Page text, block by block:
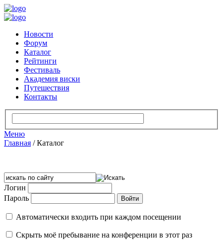
Новости
Форум
Каталог
Рейтинги
Фестиваль
Академия виски
Путешествия
Контакты
Меню
Главная /Каталог
Логин
Пароль
Автоматически входить при каждом посещении
Скрыть моё пребывание на конференции в этот раз